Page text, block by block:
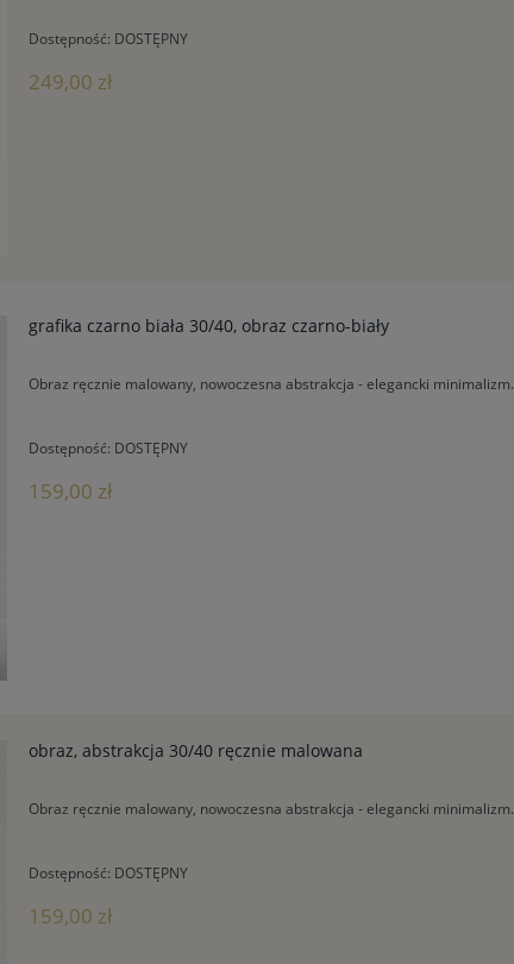
Dostępność: DOSTĘPNY
249,00 zł
grafika czarno biała 30/40, obraz czarno-biały
Obraz ręcznie malowany, nowoczesna abstrakcja - elegancki minimalizm.
Dostępność: DOSTĘPNY
159,00 zł
obraz, abstrakcja 30/40 ręcznie malowana
Obraz ręcznie malowany, nowoczesna abstrakcja - elegancki minimalizm.
Dostępność: DOSTĘPNY
159,00 zł